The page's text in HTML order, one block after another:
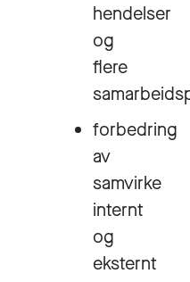
hendelser
og
flere
forbedring
av
samvirke
internt
og
eksternt